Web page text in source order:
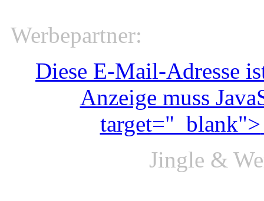
Werbepartner:
Diese E-Mail-Adresse
Anzeige muss
target="_blank">
Jingle &